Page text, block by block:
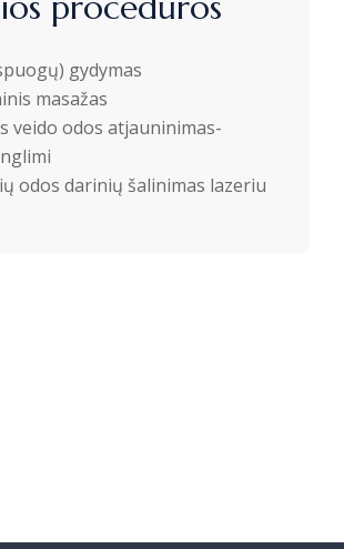
gydymas
masažas
veido odos atjauninimas-
odos darinių šalinimas lazeriu